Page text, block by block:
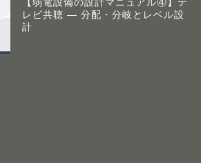
【弱電設備の設計マニュアル④】テ
レビ共聴 ― 分配・分岐とレベル設
計